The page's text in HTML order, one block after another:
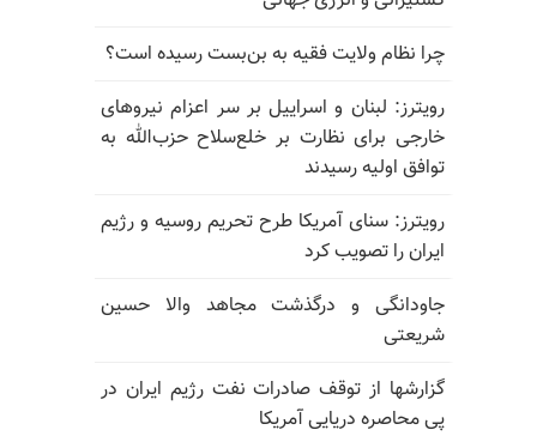
چرا نظام ولایت فقیه به بن‌بست رسیده است؟
رویترز: لبنان و اسراییل بر سر اعزام نیروهای
خارجی برای نظارت بر خلع‌سلاح حزب‌الله به
توافق اولیه رسیدند
رویترز: سنای آمریکا طرح تحریم روسیه و رژیم
ایران را تصویب کرد
جاودانگی و درگذشت مجاهد والا حسین
شریعتی
گزارشها از توقف صادرات نفت رژیم ایران در
پی محاصره دریایی آمریکا